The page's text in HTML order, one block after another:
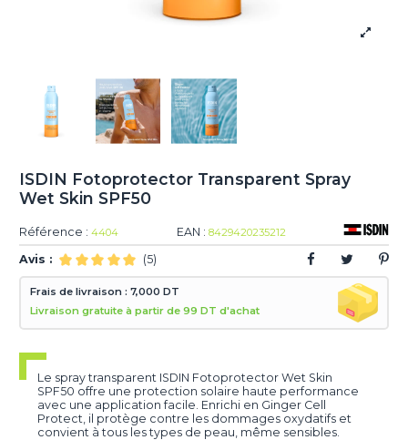
ISDIN Fotoprotector Transparent Spray
Wet Skin SPF50
Référence : 4404 EAN : 8429420235212
Avis : (5)
Frais de livraison : 7,000 DT
Livraison gratuite à partir de 99 DT d'achat
Le spray transparent ISDIN Fotoprotector Wet Skin
SPF50 offre une protection solaire haute performance
avec une application facile. Enrichi en Ginger Cell
Protect, il protège contre les dommages oxydatifs et
convient à tous les types de peau, même sensibles.